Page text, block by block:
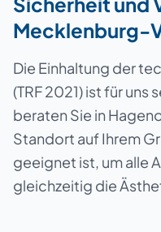
Mecklenburg-
Die Einhaltung der
(TRF 2021) ist für
beraten Sie in
Standort auf Ihrem
geeignet ist, um alle
gleichzeitig die